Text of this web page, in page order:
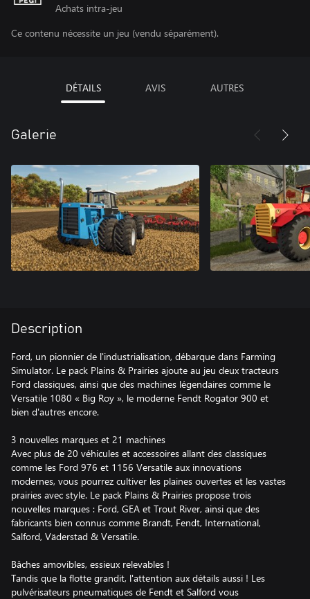
Achats intra-jeu
Ce contenu nécessite un jeu (vendu séparément).
DÉTAILS AVIS AUTRES
Galerie
Description
Ford, un pionnier de l'industrialisation, débarque dans Farming
Simulator. Le pack Plains & Prairies ajoute au jeu deux tracteurs
Ford classiques, ainsi que des machines légendaires comme le
Versatile 1080 « Big Roy », le moderne Fendt Rogator 900 et
bien d'autres encore.
3 nouvelles marques et 21 machines
Avec plus de 20 véhicules et accessoires allant des classiques
comme les Ford 976 et 1156 Versatile aux innovations
modernes, vous pourrez cultiver les plaines ouvertes et les vastes
prairies avec style. Le pack Plains & Prairies propose trois
nouvelles marques : Ford, GEA et Trout River, ainsi que des
fabricants bien connus comme Brandt, Fendt, International,
Salford, Väderstad & Versatile.
Bâches amovibles, essieux relevables !
Tandis que la flotte grandit, l'attention aux détails aussi ! Les
pulvérisateurs pneumatiques de Fendt et Salford vous